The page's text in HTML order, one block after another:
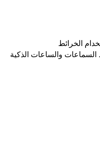
الخرائط
والساعات الذكية